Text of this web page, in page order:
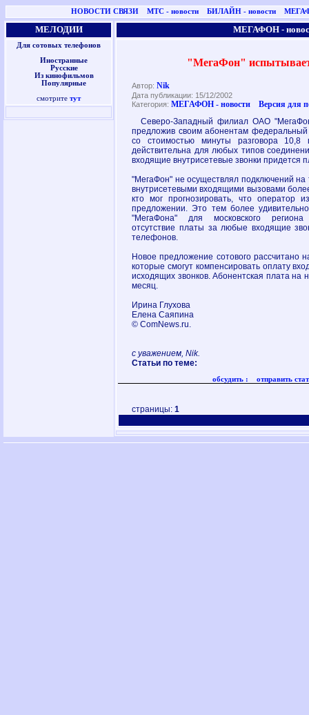
НОВОСТИ СВЯЗИ МТС - новости БИЛАЙН - новости
МЕЛОДИИ
Для сотовых телефонов
Иностранные
Русские
Из кинофильмов
Популярные
смотрите тут
МЕГАФОН -
"МегаФон"
Автор:Nik
Дата публикации: 15/12/2002
Категория:МЕГАФОН - новости
Версия для
Северо-Западный филиал ОАО
предложив своим абонентам
со стоимостью минуты разговора
действительна для любых типов
входящие внутрисетевые звонки придется
"МегаФон" не осуществлял подключений
внутрисетевыми входящими вызовами
кто мог прогнозировать, что оператор
предложении. Это тем более
"МегаФона" для московского
отсутствие платы за любые входящие
телефонов.
Новое предложение сотового рассчитано
которые смогут компенсировать оплату
исходящих звонков. Абонентская плата на
месяц.
Ирина Глухова
Елена Саяпина
© ComNews.ru.
с уважением, Nik.
Статьи по теме:
обсудить : отправить
страницы:1